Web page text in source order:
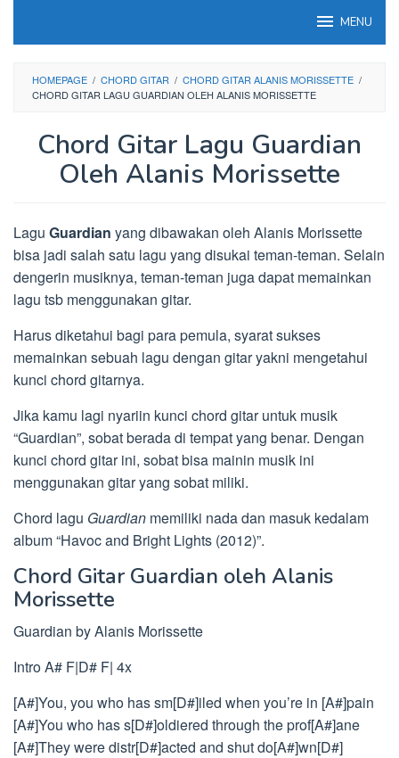
MENU
HOMEPAGE / CHORD GITAR / CHORD GITAR ALANIS MORISSETTE /
CHORD GITAR LAGU GUARDIAN OLEH ALANIS MORISSETTE
Chord Gitar Lagu Guardian
Oleh Alanis Morissette
Lagu Guardian yang dibawakan oleh Alanis Morissette
bisa jadi salah satu lagu yang disukai teman-teman. Selain
dengerin musiknya, teman-teman juga dapat memainkan
lagu tsb menggunakan gitar.
Harus diketahui bagi para pemula, syarat sukses
memainkan sebuah lagu dengan gitar yakni mengetahui
kunci chord gitarnya.
Jika kamu lagi nyariin kunci chord gitar untuk musik
“Guardian”, sobat berada di tempat yang benar. Dengan
kunci chord gitar ini, sobat bisa mainin musik ini
menggunakan gitar yang sobat miliki.
Chord lagu Guardian memiliki nada dan masuk kedalam
album “Havoc and Bright Lights (2012)”.
Chord Gitar Guardian oleh Alanis
Morissette
Guardian by Alanis Morissette
Intro A# F|D# F| 4x
[A#]You, you who has sm[D#]iled when you’re in [A#]pain
[A#]You who has s[D#]oldiered through the prof[A#]ane
[A#]They were distr[D#]acted and shut do[A#]wn[D#]